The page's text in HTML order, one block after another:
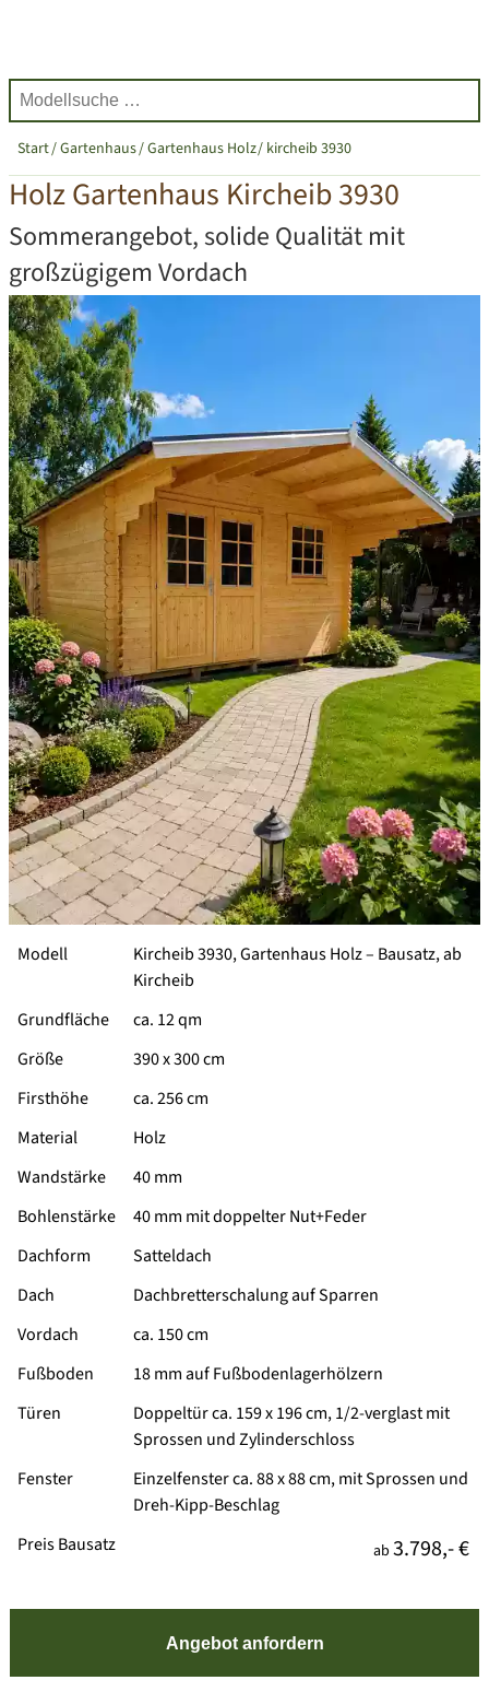
Start Gartenhaus Gartenhaus Holz kircheib 3930
Holz Gartenhaus Kircheib 3930
Sommerangebot, solide Qualität mit
großzügigem Vordach
Modell Kircheib 3930, Gartenhaus Holz – Bausatz, ab
Kircheib
Grundfläche
ca. 12 qm
Größe
390 x 300 cm
Firsthöhe
ca. 256 cm
Material
Holz
Wandstärke
40 mm
Bohlenstärke
40 mm mit doppelter Nut+Feder
Dachform
Satteldach
Dach
Dachbretterschalung auf Sparren
Vordach
ca. 150 cm
Fußboden
18 mm auf Fußbodenlagerhölzern
Türen
Doppeltür ca. 159 x 196 cm, 1/2-verglast mit
Sprossen und Zylinderschloss
Fenster
Einzelfenster ca. 88 x 88 cm, mit Sprossen und
Dreh-Kipp-Beschlag
Preis Bausatz
ab 3.798,- €
Angebot anfordern